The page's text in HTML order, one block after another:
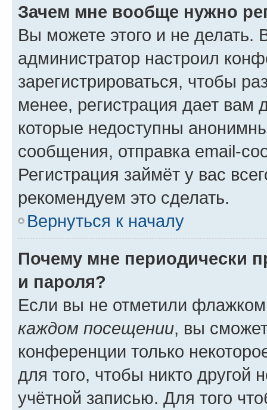
Зачем мне вообще нужно
Вы можете этого и не делать.
администратор настроил
зарегистрироваться, чтобы
менее, регистрация дает вам
которые недоступны
сообщения, отправка email-
Регистрация займёт у вас
рекомендуем это сделать.
Вернуться к началу
Почему мне периодически
и пароля?
Если вы не отметили
каждом посещении, вы
конференции только
для того, чтобы никто другой
учётной записью. Для того